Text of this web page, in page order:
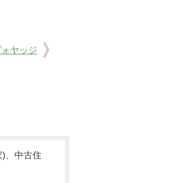
ヤッジ
)、中古住